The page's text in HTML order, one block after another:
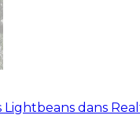
dans